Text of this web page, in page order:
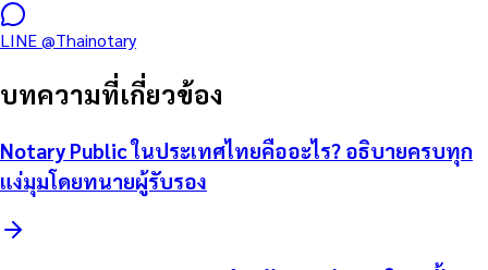
LINE@Thainotary
บทความที่เกี่ยวข้อง
Notary Public ในประเทศไทยคืออะไร? อธิบายครบทุก
แง่มุมโดยทนายผู้รับรอง